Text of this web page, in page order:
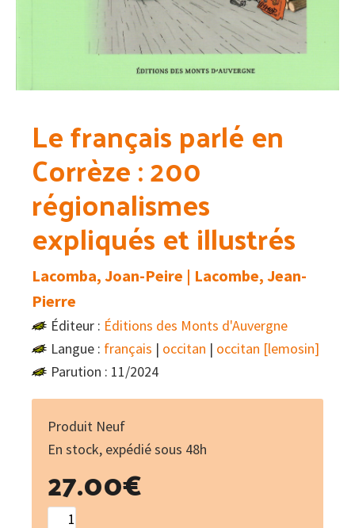
Le français parlé en
Corrèze : 200
régionalismes
expliqués et illustrés
Lacomba, Joan-Peire | Lacombe, Jean-
Pierre
Éditeur : Éditions des Monts d'Auvergne
Langue : français | occitan | occitan [lemosin]
Parution : 11/2024
Produit Neuf
En stock, expédié sous 48h
27.00€
quantité